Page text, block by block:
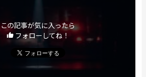
この記事が気に入ったら
フォローしてね！